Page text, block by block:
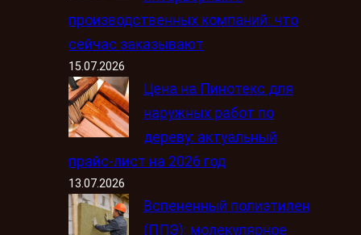
производственных компаний: что
сейчас заказывают
15.07.2026
Цена на Пинотекс для
наружных работ по
дереву: актуальный
прайс-лист на 2026 год
13.07.2026
Вспененный полиэтилен
(ППЭ): молекулярное